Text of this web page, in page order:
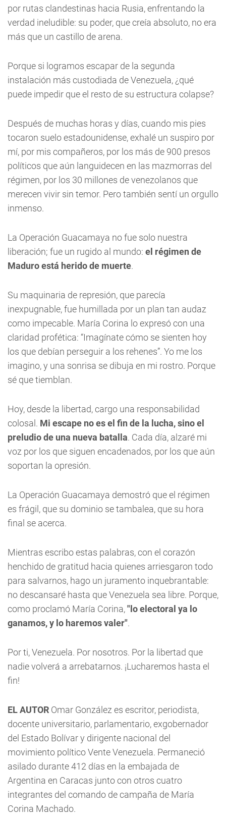
por rutas clandestinas hacia Rusia, enfrentando la
verdad ineludible: su poder, que creía absoluto, no era
más que un castillo de arena.
Porque si logramos escapar de la segunda
instalación más custodiada de Venezuela, ¿qué
puede impedir que el resto de su estructura colapse?
Después de muchas horas y días, cuando mis pies
tocaron suelo estadounidense, exhalé un suspiro por
mí, por mis compañeros, por los más de 900 presos
políticos que aún languidecen en las mazmorras del
régimen, por los 30 millones de venezolanos que
merecen vivir sin temor. Pero también sentí un orgullo
inmenso.
La Operación Guacamaya no fue solo nuestra
liberación; fue un rugido al mundo: el régimen de
Maduro está herido de muerte.
Su maquinaria de represión, que parecía
inexpugnable, fue humillada por un plan tan audaz
como impecable. María Corina lo expresó con una
claridad profética: “Imagínate cómo se sienten hoy
los que debían perseguir a los rehenes”. Yo me los
imagino, y una sonrisa se dibuja en mi rostro. Porque
sé que tiemblan.
Hoy, desde la libertad, cargo una responsabilidad
colosal. Mi escape no es el fin de la lucha, sino el
preludio de una nueva batalla. Cada día, alzaré mi
voz por los que siguen encadenados, por los que aún
soportan la opresión.
La Operación Guacamaya demostró que el régimen
es frágil, que su dominio se tambalea, que su hora
final se acerca.
Mientras escribo estas palabras, con el corazón
henchido de gratitud hacia quienes arriesgaron todo
para salvarnos, hago un juramento inquebrantable:
no descansaré hasta que Venezuela sea libre. Porque,
como proclamó María Corina,"lo electoral ya lo
ganamos, y lo haremos valer".
Por ti, Venezuela. Por nosotros. Por la libertad que
nadie volverá a arrebatarnos. ¡Lucharemos hasta el
fin!
EL AUTOR Omar González es escritor, periodista,
docente universitario, parlamentario, exgobernador
del Estado Bolívar y dirigente nacional del
movimiento político Vente Venezuela. Permaneció
asilado durante 412 días en la embajada de
Argentina en Caracas junto con otros cuatro
integrantes del comando de campaña de María
Corina Machado.